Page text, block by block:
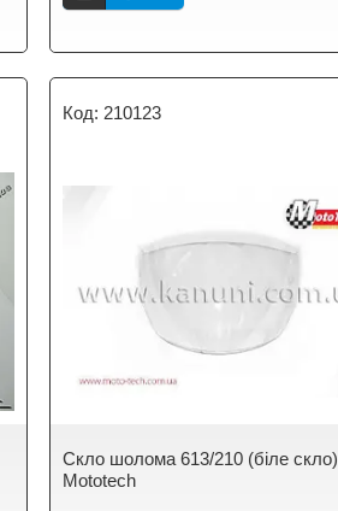
210123
Скло шолома 613/210 (біле скло)
Mototech